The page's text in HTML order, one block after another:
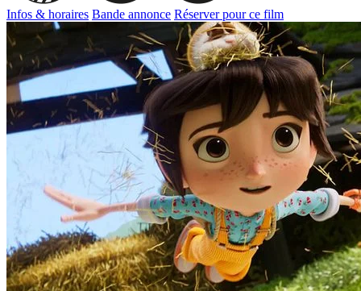
Infos & horaires Bande annonce Réserver pour ce film